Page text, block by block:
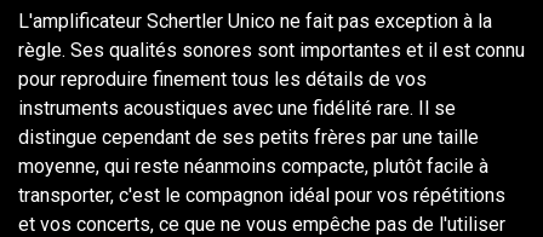
L'amplificateur Schertler Unico ne fait pas exception à la
règle. Ses qualités sonores sont importantes et il est connu
pour reproduire finement tous les détails de vos
instruments acoustiques avec une fidélité rare. Il se
distingue cependant de ses petits frères par une taille
moyenne, qui reste néanmoins compacte, plutôt facile à
transporter, c'est le compagnon idéal pour vos répétitions
et vos concerts, ce que ne vous empêche pas de l'utiliser